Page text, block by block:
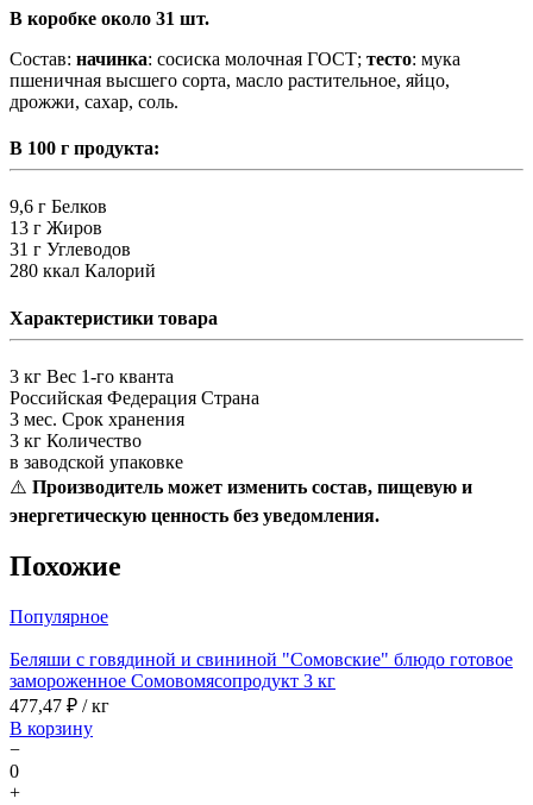
В коробке около 31 шт.
Состав: начинка: сосиска молочная ГОСТ; тесто: мука
пшеничная высшего сорта, масло растительное, яйцо,
дрожжи, сахар, соль.
В 100 г продукта:
9,6 г Белков
13 г Жиров
31 г Углеводов
280 ккал Калорий
Характеристики товара
3 кг Вес 1-го кванта
Российская Федерация Страна
3 мес. Срок хранения
3 кг Количество
в заводской упаковке
⚠️ Производитель может изменить состав, пищевую и
энергетическую ценность без уведомления.
Похожие
Популярное
Беляши с говядиной и свининой "Сомовские" блюдо готовое
замороженное Сомовомясопродукт 3 кг
477,47 ₽ / кг
В корзину
−
0
+